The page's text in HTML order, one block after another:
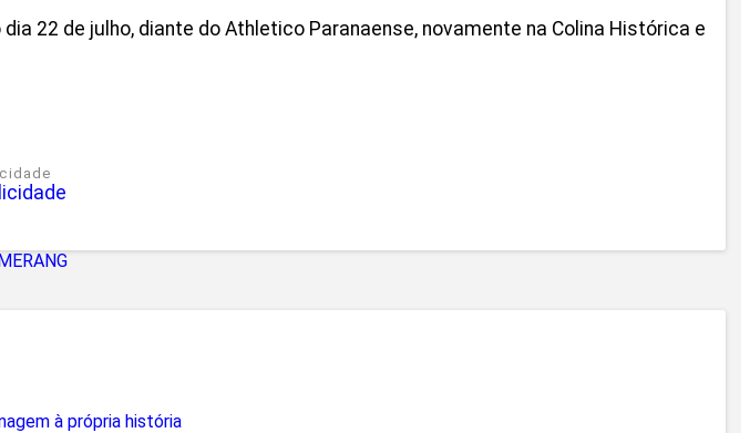
22 de julho, diante do Athletico Paranaense, novamente na Colina Histórica e